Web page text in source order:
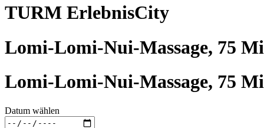
TURM ErlebnisCity
Lomi-Lomi-Nui-Massage, 75
Lomi-Lomi-Nui-Massage, 75
Datum wählen